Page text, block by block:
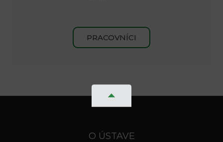
PRACOVNÍCI
O ÚSTAVE